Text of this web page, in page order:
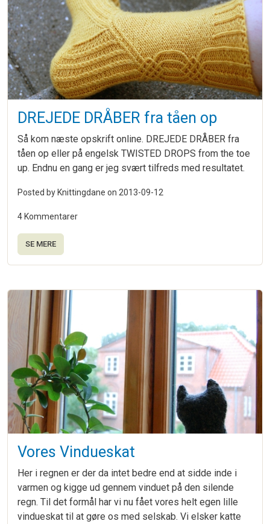
DREJEDE DRÅBER fra tåen op
Så kom næste opskrift online. DREJEDE DRÅBER fra
tåen op eller på engelsk TWISTED DROPS from the toe
up. Endnu en gang er jeg svært tilfreds med resultatet.
Posted by Knittingdane on 2013-09-12
4 Kommentarer
SE MERE
Vores Vindueskat
Her i regnen er der da intet bedre end at sidde inde i
varmen og kigge ud gennem vinduet på den silende
regn. Til det formål har vi nu fået vores helt egen lille
vindueskat til at gøre os med selskab. Vi elsker katte